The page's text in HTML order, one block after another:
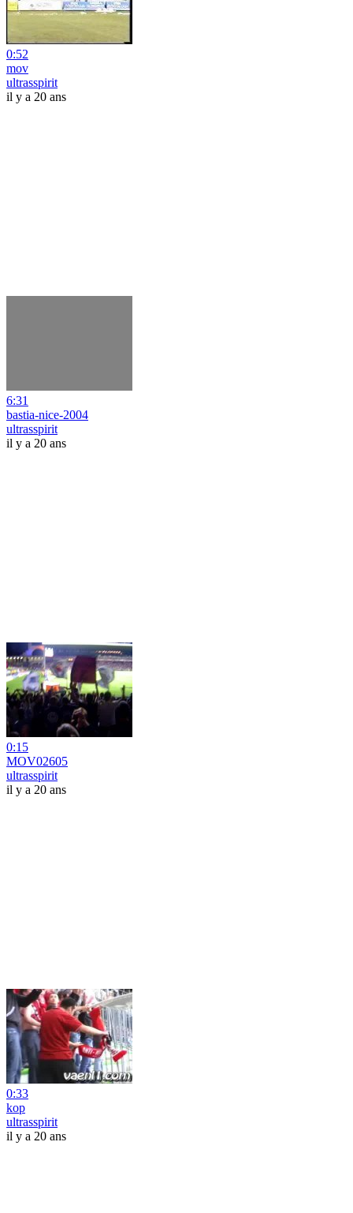
0:52
mov
ultrasspirit
il y a 20 ans
6:31
bastia-nice-2004
ultrasspirit
il y a 20 ans
0:15
MOV02605
ultrasspirit
il y a 20 ans
0:33
kop
ultrasspirit
il y a 20 ans